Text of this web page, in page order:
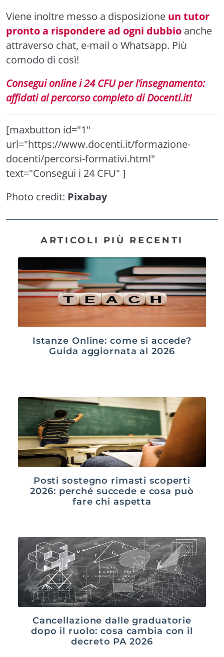
Viene inoltre messo a disposizione un tutor
pronto a rispondere ad ogni dubbio anche
attraverso chat, e-mail o Whatsapp. Più
comodo di così!
Consegui online i 24 CFU per l’insegnamento:
affidati al percorso completo di Docenti.it!
[maxbutton id="1"
url="https://www.docenti.it/formazione-
docenti/percorsi-formativi.html"
text="Consegui i 24 CFU" ]
Photo credit: Pixabay
ARTICOLI PIÙ RECENTI
Istanze Online: come si accede?
Guida aggiornata al 2026
Posti sostegno rimasti scoperti
2026: perché succede e cosa può
fare chi aspetta
Cancellazione dalle graduatorie
dopo il ruolo: cosa cambia con il
decreto PA 2026